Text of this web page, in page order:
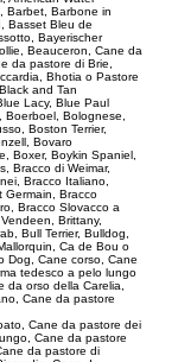
Barbet, Barbone in
Basset Bleu de
Bayerischer
Beauceron, Cane da
da pastore di Brie,
Bhotia o Pastore
and Tan
Lacy, Blue Paul
Bolognese,
Boston Terrier,
Bovaro
Boxer, Boykin Spaniel,
Bracco di Weimar,
Bracco Italiano,
Germain, Bracco
Bracco Slovacco a
Brittany,
Bull Terrier, Bulldog,
Ca de Bou o
Dog, Cane corso, Cane
tedesco a pelo lungo
orso della Carelia,
Cane da pastore
Cane da pastore dei
Cane da pastore
da pastore di